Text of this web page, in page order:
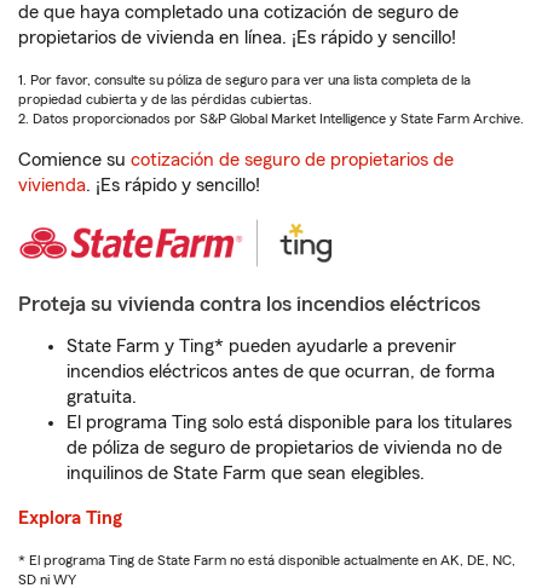
de que haya completado una cotización de seguro de
propietarios de vivienda en línea. ¡Es rápido y sencillo!
1. Por favor, consulte su póliza de seguro para ver una lista completa de la
propiedad cubierta y de las pérdidas cubiertas.
2. Datos proporcionados por S&P Global Market Intelligence y State Farm Archive.
Comience su cotización de seguro de propietarios de
vivienda. ¡Es rápido y sencillo!
Proteja su vivienda contra los incendios eléctricos
State Farm y Ting* pueden ayudarle a prevenir
incendios eléctricos antes de que ocurran, de forma
gratuita.
El programa Ting solo está disponible para los titulares
de póliza de seguro de propietarios de vivienda no de
inquilinos de State Farm que sean elegibles.
Explora Ting
* El programa Ting de State Farm no está disponible actualmente en AK, DE, NC,
SD ni WY